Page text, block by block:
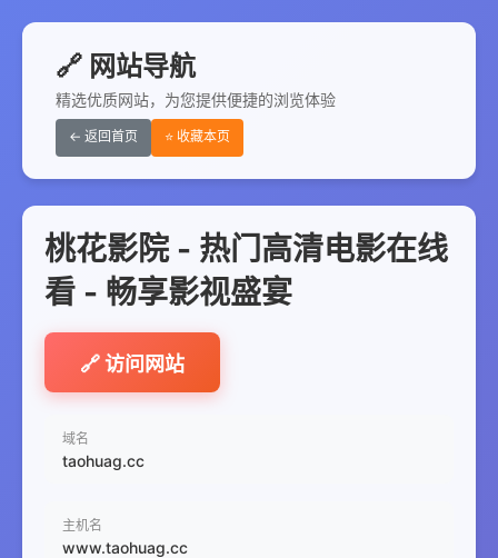
🔗 网站导航
精选优质网站，为您提供便捷的浏览体验
← 返回首页 ⭐ 收藏本页
桃花影院 - 热门高清电影在线
看 - 畅享影视盛宴
🔗 访问网站
域名
taohuag.cc
主机名
www.taohuag.cc